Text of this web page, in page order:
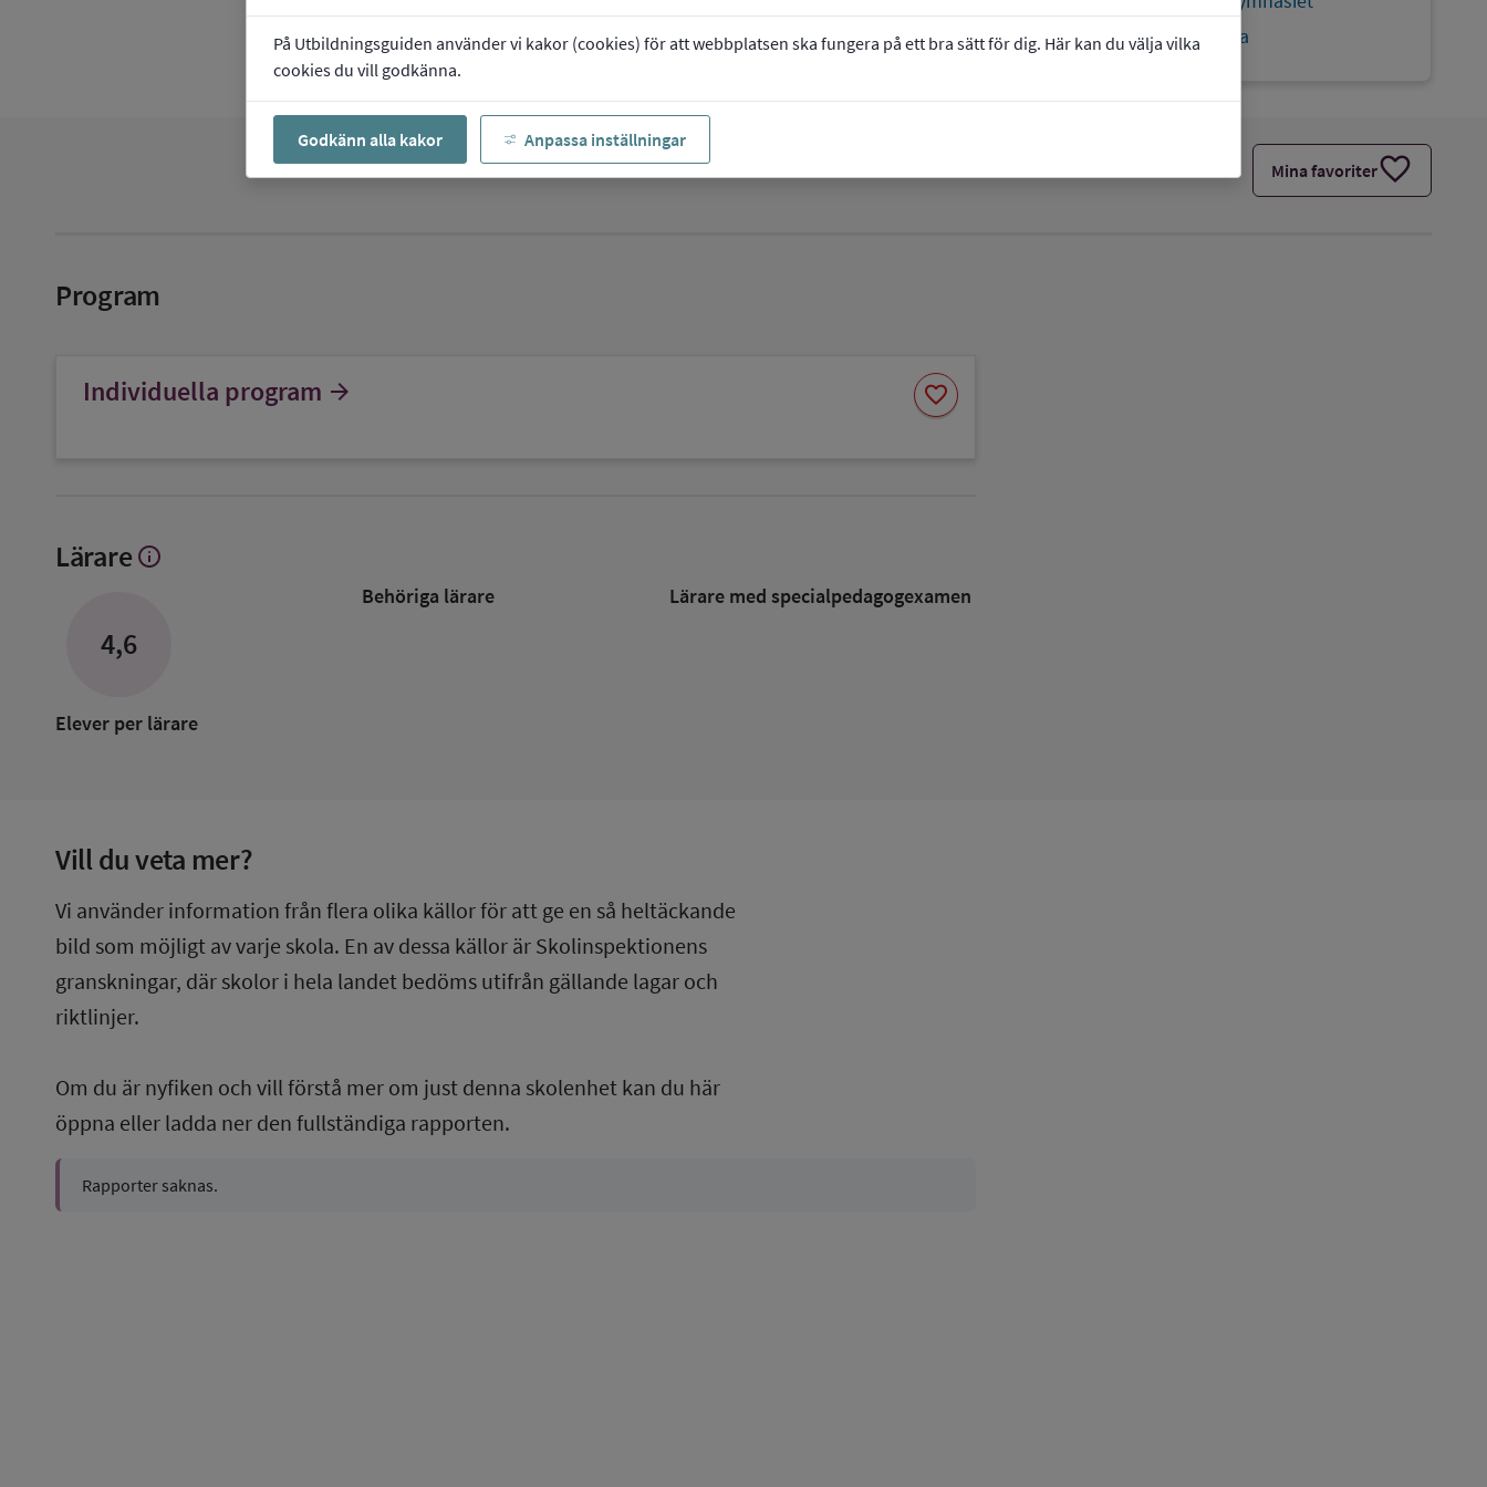
På Utbildningsguiden använder vi kakor (cookies) för att webbplatsen ska fungera på ett bra sätt för dig. Här kan du välja vilka
cookies du vill godkänna.
Godkänn alla kakor Anpassa inställningar
Individuella och nationella
Mina favoriterfavorite
Program
Individuella program arrow_forward favorite
Spara
som
Lärare Visa
info
4,6
Elever per lärare
Behöriga lärare Lärare med specialpedagog­examen
Vill du veta mer?
Vi använder information från flera olika källor för att ge en så heltäckande
bild som möjligt av varje skola. En av dessa källor är Skolinspektionens
granskningar, där skolor i hela landet bedöms utifrån gällande lagar och
riktlinjer.
Om du är nyfiken och vill förstå mer om just denna skolenhet kan du här
öppna eller ladda ner den fullständiga rapporten.
Rapporter saknas.